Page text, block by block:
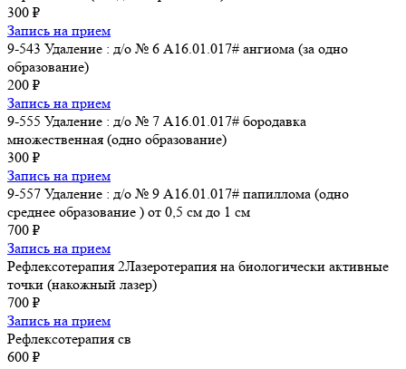
300 ₽
Запись на прием
9-543 Удаление : д/о № 6 A16.01.017# ангиома (за одно
образование)
200 ₽
Запись на прием
9-555 Удаление : д/о № 7 A16.01.017# бородавка
множественная (одно образование)
300 ₽
Запись на прием
9-557 Удаление : д/о № 9 A16.01.017# папиллома (одно
среднее образование ) от 0,5 см до 1 см
700 ₽
Запись на прием
Рефлексотерапия 2Лазеротерапия на биологически активные
точки (накожный лазер)
700 ₽
Запись на прием
Рефлексотерапия cв
600 ₽